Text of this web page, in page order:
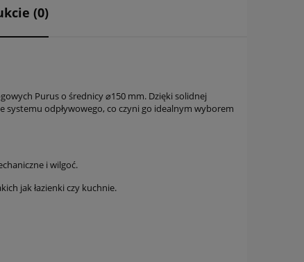
(0)
Purus o średnicy ⌀150 mm. Dzięki solidnej
odpływowego, co czyni go idealnym wyborem
i wilgoć.
jak łazienki czy kuchnie.